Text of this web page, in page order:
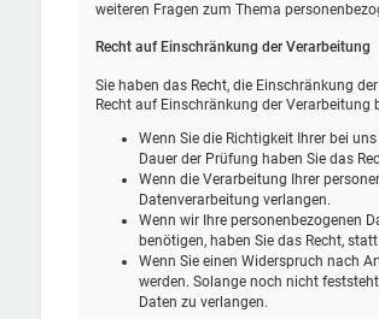
weiteren Fragen zum Thema
Recht auf Einschränkung der Verarbeitung
Sie haben das Recht, die Einschränkung
Recht auf Einschränkung der Verarbeitung
Wenn Sie die Richtigkeit Ihrer bei
Dauer der Prüfung haben Sie das
Wenn die Verarbeitung Ihrer
Datenverarbeitung verlangen.
Wenn wir Ihre personenbezogenen
benötigen, haben Sie das Recht,
Wenn Sie einen Widerspruch nach
werden. Solange noch nicht
Daten zu verlangen.